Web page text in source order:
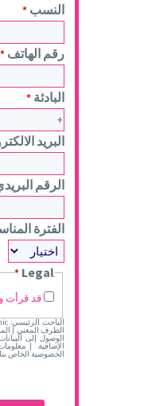
شهر
مائلة
النسب *
رقم الهاتف *
البادئة *
البريد
الرقم
الفترة
Legal
*
قد قرأت
الطرف المعني |
الوصول إلى
الإضافية. |
الخصوصية الخاص